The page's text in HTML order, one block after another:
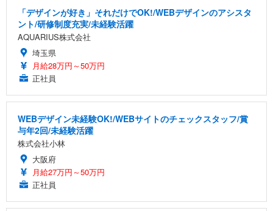
「デザインが好き」それだけでOK!/WEBデザインのアシスタ
ント/研修制度充実/未経験活躍
AQUARIUS株式会社
埼玉県
月給28万円～50万円
正社員
WEBデザイン未経験OK!/WEBサイトのチェックスタッフ/賞
与年2回/未経験活躍
株式会社小林
大阪府
月給27万円～50万円
正社員